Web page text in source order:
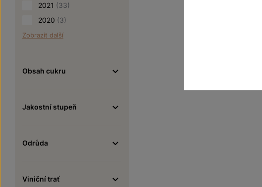
2021 (33)
2020 (3)
Zobrazit další
Obsah cukru
Jakostní stupeň
Odrůda
Viniční trať